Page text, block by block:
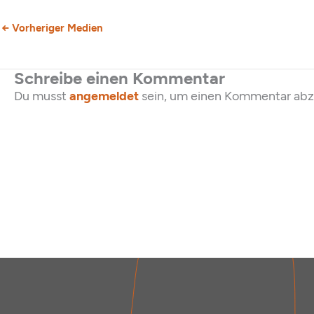
← Vorheriger Medien
Schreibe einen Kommentar
Du musst angemeldet sein, um einen Kommentar